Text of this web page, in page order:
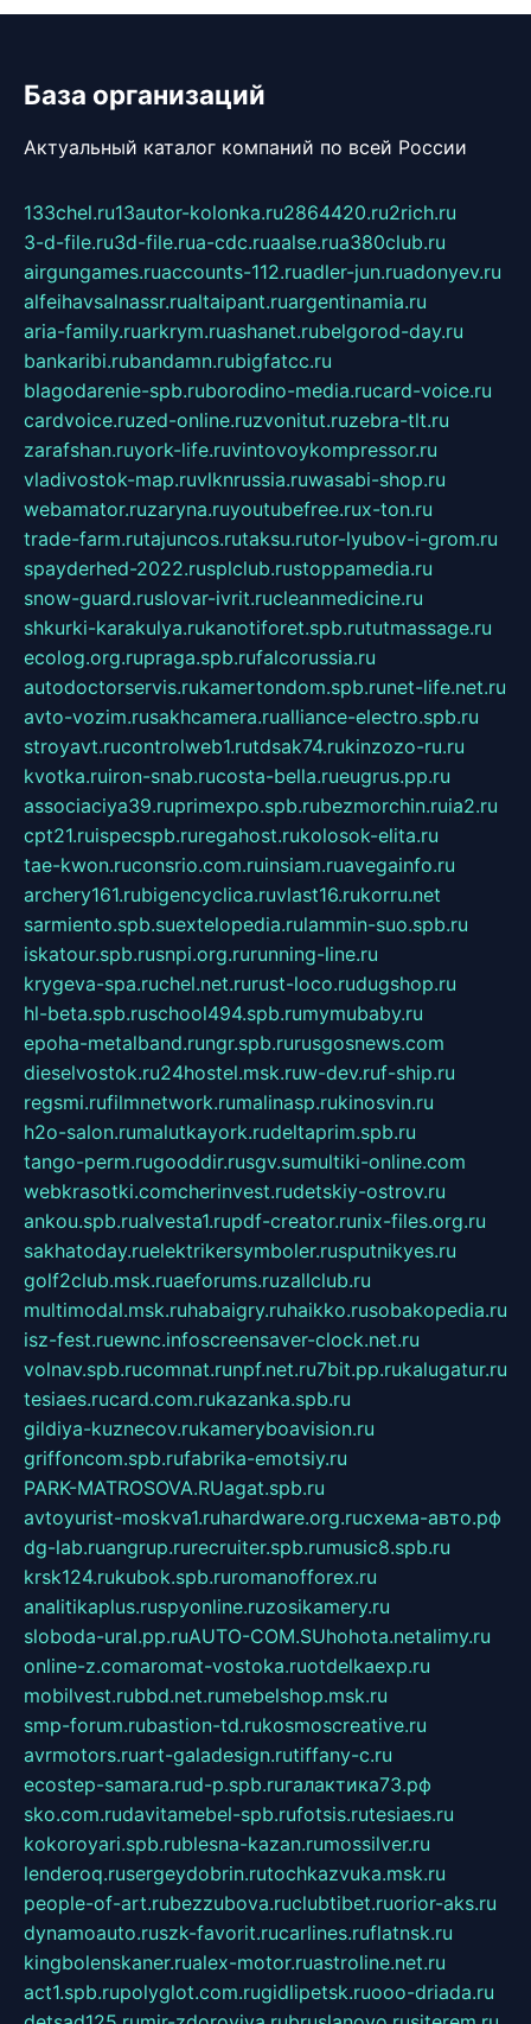
База организаций
Актуальный каталог компаний по всей России
133chel.ru13autor-kolonka.ru2864420.ru2rich.ru
3-d-file.ru3d-file.rua-cdc.ruaalse.rua380club.ru
airgungames.ruaccounts-112.ruadler-jun.ruadonyev.ru
alfeihavsalnassr.rualtaipant.ruargentinamia.ru
aria-family.ruarkrym.ruashanet.rubelgorod-day.ru
bankaribi.rubandamn.rubigfatcc.ru
blagodarenie-spb.ruborodino-media.rucard-voice.ru
cardvoice.ruzed-online.ruzvonitut.ruzebra-tlt.ru
zarafshan.ruyork-life.ruvintovoykompressor.ru
vladivostok-map.ruvlknrussia.ruwasabi-shop.ru
webamator.ruzaryna.ruyoutubefree.rux-ton.ru
trade-farm.rutajuncos.rutaksu.rutor-lyubov-i-grom.ru
spayderhed-2022.rusplclub.rustoppamedia.ru
snow-guard.ruslovar-ivrit.rucleanmedicine.ru
shkurki-karakulya.rukanotiforet.spb.rututmassage.ru
ecolog.org.rupraga.spb.rufalcorussia.ru
autodoctorservis.rukamertondom.spb.runet-life.net.ru
avto-vozim.rusakhcamera.rualliance-electro.spb.ru
stroyavt.rucontrolweb1.rutdsak74.rukinzozo-ru.ru
kvotka.ruiron-snab.rucosta-bella.rueugrus.pp.ru
associaciya39.ruprimexpo.spb.rubezmorchin.ruia2.ru
cpt21.ruispecspb.ruregahost.rukolosok-elita.ru
tae-kwon.ruconsrio.com.ruinsiam.ruavegainfo.ru
archery161.rubigencyclica.ruvlast16.rukorru.net
sarmiento.spb.suextelopedia.rulammin-suo.spb.ru
iskatour.spb.rusnpi.org.rurunning-line.ru
krygeva-spa.ruchel.net.rurust-loco.rudugshop.ru
hl-beta.spb.ruschool494.spb.rumymubaby.ru
epoha-metalband.rungr.spb.rurusgosnews.com
dieselvostok.ru24hostel.msk.ruw-dev.ruf-ship.ru
regsmi.rufilmnetwork.rumalinasp.rukinosvin.ru
h2o-salon.rumalutkayork.rudeltaprim.spb.ru
tango-perm.rugooddir.rusgv.sumultiki-online.com
webkrasotki.comcherinvest.rudetskiy-ostrov.ru
ankou.spb.rualvesta1.rupdf-creator.runix-files.org.ru
sakhatoday.ruelektrikersymboler.rusputnikyes.ru
golf2club.msk.ruaeforums.ruzallclub.ru
multimodal.msk.ruhabaigry.ruhaikko.rusobakopedia.ru
isz-fest.ruewnc.infoscreensaver-clock.net.ru
volnav.spb.rucomnat.runpf.net.ru7bit.pp.rukalugatur.ru
tesiaes.rucard.com.rukazanka.spb.ru
gildiya-kuznecov.rukameryboavision.ru
griffoncom.spb.rufabrika-emotsiy.ru
PARK-MATROSOVA.RUagat.spb.ru
avtoyurist-moskva1.ruhardware.org.ruсхема-авто.рф
dg-lab.ruangrup.rurecruiter.spb.rumusic8.spb.ru
krsk124.rukubok.spb.ruromanofforex.ru
analitikaplus.ruspyonline.ruzosikamery.ru
sloboda-ural.pp.ruAUTO-COM.SUhohota.netalimy.ru
online-z.comaromat-vostoka.ruotdelkaexp.ru
mobilvest.rubbd.net.rumebelshop.msk.ru
smp-forum.rubastion-td.rukosmoscreative.ru
avrmotors.ruart-galadesign.rutiffany-c.ru
ecostep-samara.rud-p.spb.ruгалактика73.рф
sko.com.rudavitamebel-spb.rufotsis.rutesiaes.ru
kokoroyari.spb.rublesna-kazan.rumossilver.ru
lenderoq.rusergeydobrin.rutochkazvuka.msk.ru
people-of-art.rubezzubova.ruclubtibet.ruorior-aks.ru
dynamoauto.ruszk-favorit.rucarlines.ruflatnsk.ru
kingbolenskaner.rualex-motor.ruastroline.net.ru
act1.spb.rupolyglot.com.rugidlipetsk.ruooo-driada.ru